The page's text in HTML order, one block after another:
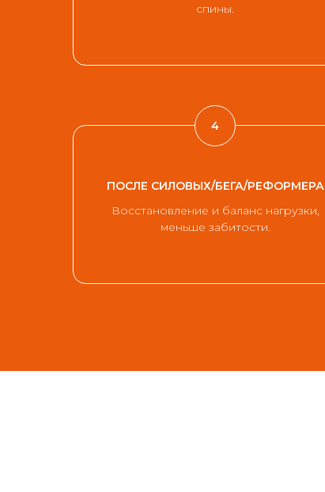
спины.
ПОСЛЕ СИЛОВЫХ/БЕГА/РЕФОРМЕРА
Восстановление и баланс нагрузки,
меньше забитости.